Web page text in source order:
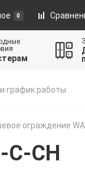
0
график работы
ограждение
C-CH